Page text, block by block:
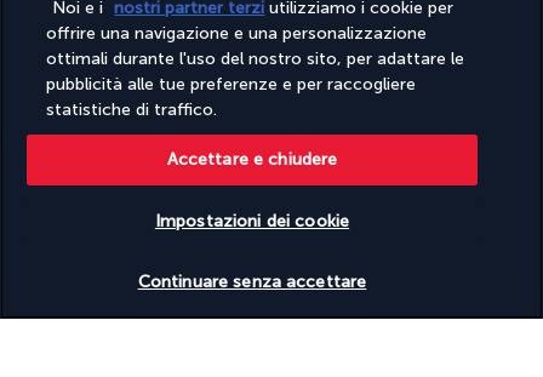
Turkish Airlines Holidays
Valutato4,2/ 5
In base a 951recensioni
Contatta i nostri esperti
Noi e i nostri partner terzi utilizziamo i cookie per
offrire una navigazione e una personalizzazione
ottimali durante l'uso del nostro sito, per adattare le
pubblicità alle tue preferenze e per raccogliere
statistiche di traffico.
Impostazioni dei cookie
Continuare senza accettare
Accettare e chiudere